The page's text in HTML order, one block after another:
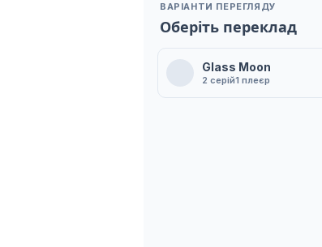
ВАРІАНТИ ПЕРЕГЛЯДУ
Оберіть переклад
Glass Moon
2 серій1 плеєр